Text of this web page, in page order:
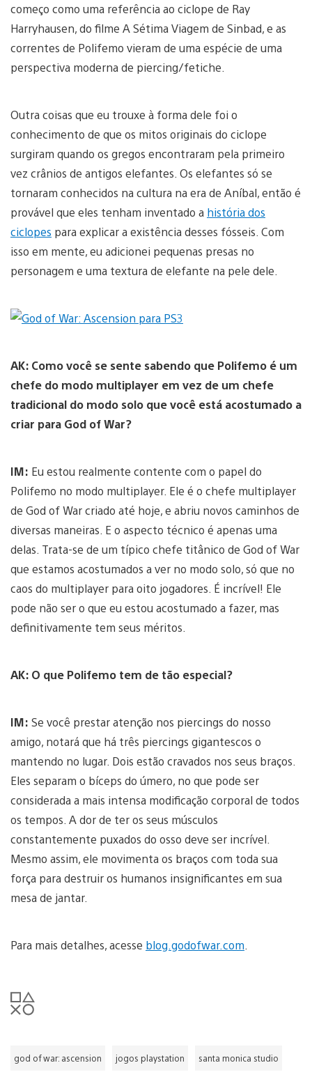
começo como uma referência ao ciclope de Ray
Harryhausen, do filme A Sétima Viagem de Sinbad, e as
correntes de Polifemo vieram de uma espécie de uma
perspectiva moderna de piercing/fetiche.
Outra coisas que eu trouxe à forma dele foi o
conhecimento de que os mitos originais do ciclope
surgiram quando os gregos encontraram pela primeiro
vez crânios de antigos elefantes. Os elefantes só se
tornaram conhecidos na cultura na era de Aníbal, então é
provável que eles tenham inventado a história dos
ciclopes para explicar a existência desses fósseis. Com
isso em mente, eu adicionei pequenas presas no
personagem e uma textura de elefante na pele dele.
AK: Como você se sente sabendo que Polifemo é um
chefe do modo multiplayer em vez de um chefe
tradicional do modo solo que você está acostumado a
criar para God of War?
IM: Eu estou realmente contente com o papel do
Polifemo no modo multiplayer. Ele é o chefe multiplayer
de God of War criado até hoje, e abriu novos caminhos de
diversas maneiras. E o aspecto técnico é apenas uma
delas. Trata-se de um típico chefe titânico de God of War
que estamos acostumados a ver no modo solo, só que no
caos do multiplayer para oito jogadores. É incrível! Ele
pode não ser o que eu estou acostumado a fazer, mas
definitivamente tem seus méritos.
AK: O que Polifemo tem de tão especial?
IM: Se você prestar atenção nos piercings do nosso
amigo, notará que há três piercings gigantescos o
mantendo no lugar. Dois estão cravados nos seus braços.
Eles separam o bíceps do úmero, no que pode ser
considerada a mais intensa modificação corporal de todos
os tempos. A dor de ter os seus músculos
constantemente puxados do osso deve ser incrível.
Mesmo assim, ele movimenta os braços com toda sua
força para destruir os humanos insignificantes em sua
mesa de jantar.
Para mais detalhes, acesse blog.godofwar.com
god of war: ascension jogos playstation santa monica studio